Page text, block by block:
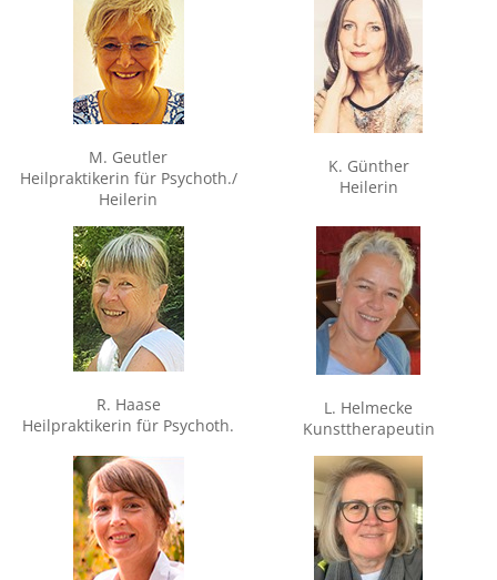
M. Geutler
Heilpraktikerin für Psychoth./
Heilerin
K. Günther
Heilerin
R. Haase
Heilpraktikerin für Psychoth.
L. Helmecke
Kunsttherapeutin